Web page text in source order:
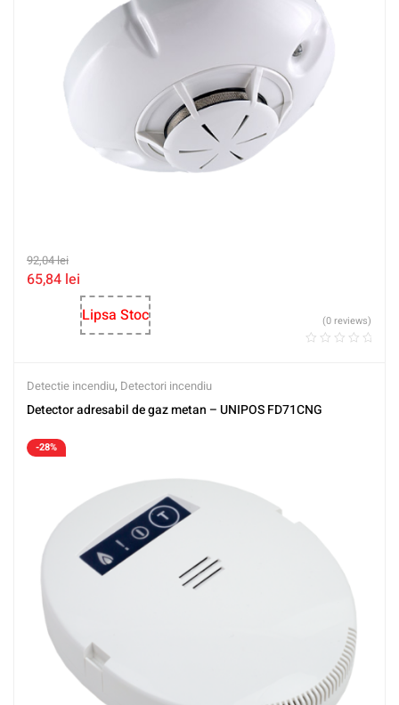
92,04lei
65,84 lei
Lipsa Stoc
(0 reviews)
Detectie incendiu, Detectori incendiu
Detector adresabil de gaz metan – UNIPOS FD71CNG
-28%